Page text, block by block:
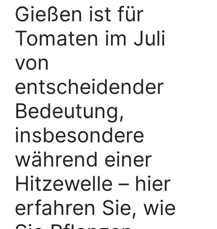
Gießen ist für
Tomaten im Juli
von
entscheidender
Bedeutung,
insbesondere
während einer
Hitzewelle – hier
erfahren Sie, wie